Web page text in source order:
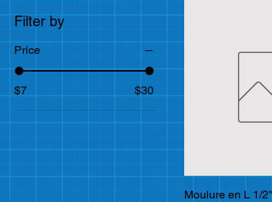
Filter by
Price
$7 $30
Moulure en L 1/